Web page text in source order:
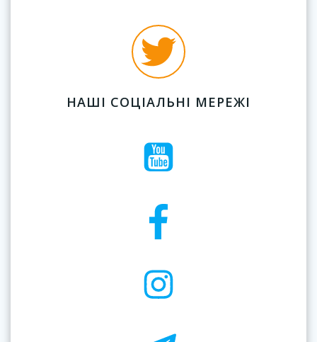
НАШІ СОЦІАЛЬНІ МЕРЕЖІ